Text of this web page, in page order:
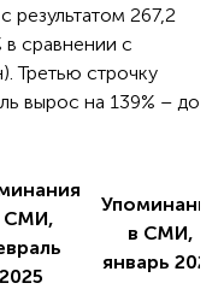
результатом 267,2
в сравнении с
Третью строчку
вырос на 139% – до
СМИ,
2025
Упоминания
в СМИ,
январь 2025